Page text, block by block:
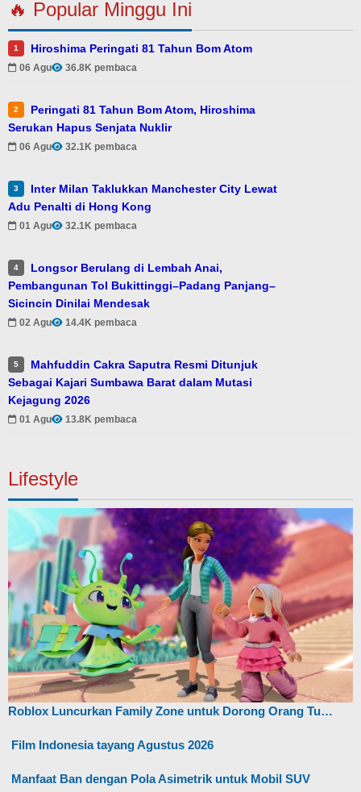
🔥 Popular Minggu Ini
1 Hiroshima Peringati 81 Tahun Bom Atom
06 Agu 36.8K pembaca
2
Peringati 81 Tahun Bom Atom, Hiroshima
Serukan Hapus Senjata Nuklir
06 Agu 32.1K pembaca
3
Inter Milan Taklukkan Manchester City Lewat
Adu Penalti di Hong Kong
01 Agu 32.1K pembaca
4
Longsor Berulang di Lembah Anai,
Pembangunan Tol Bukittinggi–Padang Panjang–
Sicincin Dinilai Mendesak
02 Agu 14.4K pembaca
5
Mahfuddin Cakra Saputra Resmi Ditunjuk
Sebagai Kajari Sumbawa Barat dalam Mutasi
Kejagung 2026
01 Agu 13.8K pembaca
Lifestyle
Roblox Luncurkan Family Zone untuk Dorong Orang Tu…
Film Indonesia tayang Agustus 2026
Manfaat Ban dengan Pola Asimetrik untuk Mobil SUV